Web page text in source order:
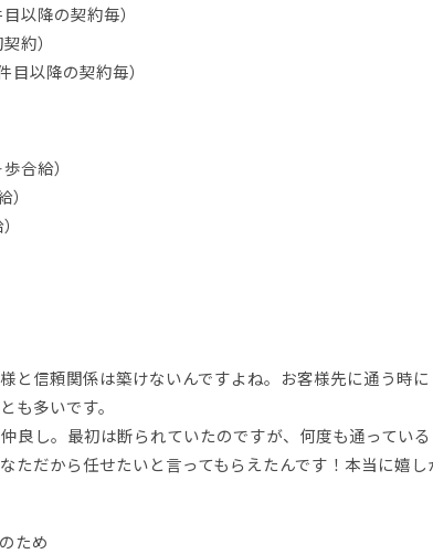
以降の契約毎）
約）
目以降の契約毎）
合給）
と信頼関係は築けないんですよね。お客様先に通う時に
も多いです。
良し。最初は断られていたのですが、何度も通ってい
ただから任せたいと言ってもらえたんです！本当に嬉し
ため